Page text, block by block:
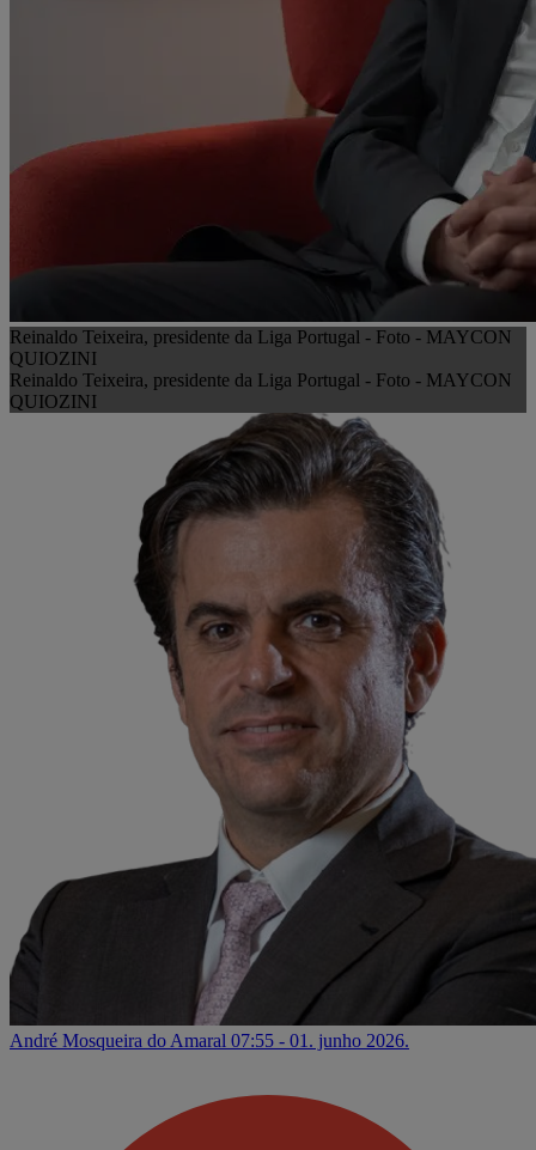
Reinaldo Teixeira, presidente da Liga Portugal - Foto - MAYCON
QUIOZINI
Reinaldo Teixeira, presidente da Liga Portugal - Foto - MAYCON
QUIOZINI
André Mosqueira do Amaral 07:55 - 01. junho 2026.